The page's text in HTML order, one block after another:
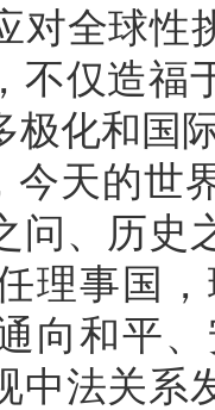
对全球性
不仅造福
极化和国
今天的世
问、历史
理事国
向和平
中法关系